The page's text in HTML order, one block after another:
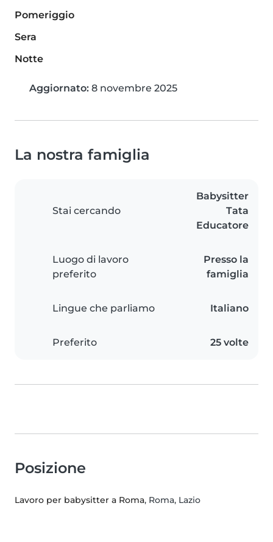
Pomeriggio
Sera
Notte
Aggiornato: 8 novembre 2025
La nostra famiglia
Stai cercando
Babysitter
Tata
Educatore
Luogo di lavoro
preferito
Presso la
famiglia
Lingue che parliamo Italiano
Preferito 25 volte
Posizione
Lavoro per babysitter a Roma, Roma, Lazio